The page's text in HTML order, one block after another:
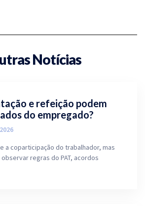
Notícias
e refeição podem
do empregado?
a coparticipação do trabalhador, mas
regras do PAT, acordos